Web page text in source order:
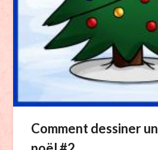
Comment dessiner